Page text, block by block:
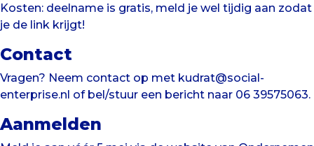
Kosten: deelname is gratis, meld je wel tijdig aan zodat
je de link krijgt!
Contact
Vragen? Neem contact op met kudrat@social-
enterprise.nl of bel/stuur een bericht naar 06 39575063.
Aanmelden